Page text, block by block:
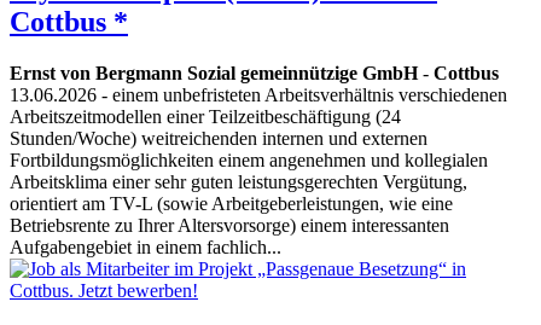
Cottbus *
Ernst von Bergmann Sozial gemeinnützige GmbH- Cottbus
13.06.2026 - einem unbefristeten Arbeitsverhältnis verschiedenen
Arbeitszeitmodellen einer Teilzeitbeschäftigung (24
Stunden/Woche) weitreichenden internen und externen
Fortbildungsmöglichkeiten einem angenehmen und kollegialen
Arbeitsklima einer sehr guten leistungsgerechten Vergütung,
orientiert am TV-L (sowie Arbeitgeberleistungen, wie eine
Betriebsrente zu Ihrer Altersvorsorge) einem interessanten
Aufgabengebiet in einem fachlich...